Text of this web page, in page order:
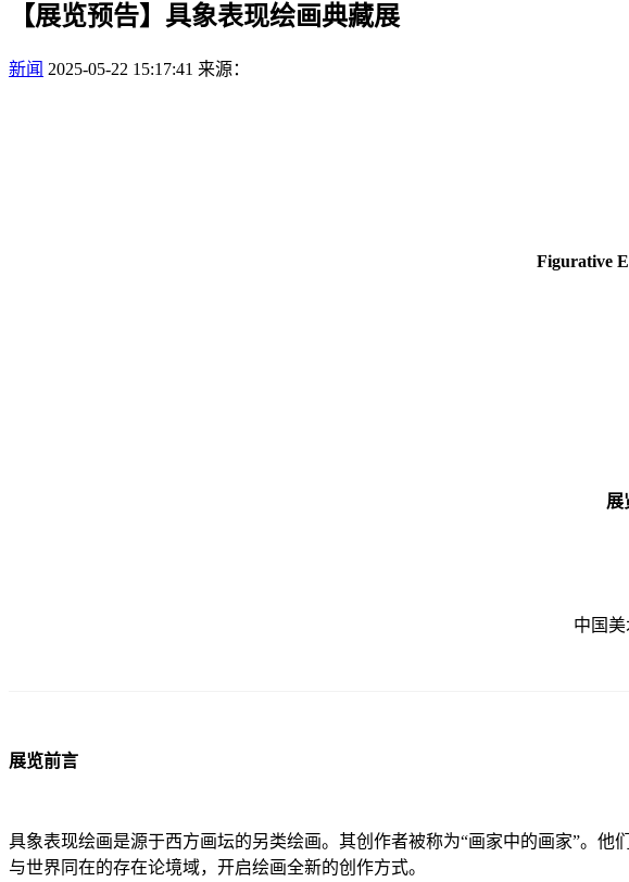
【展览预告】具象表现绘画典藏展
新闻 2025-05-22 15:17:41 来源：
Figurative
展
中国
展览前言
具象表现绘画是源于西方画坛的另类绘画。其创作者被称为“画家中的画家”。
与世界同在的存在论境域，开启绘画全新的创作方式。